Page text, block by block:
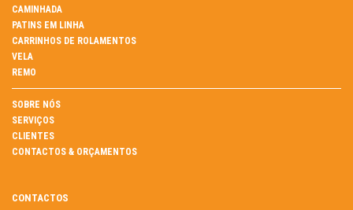
CAMINHADA
PATINS EM LINHA
CARRINHOS DE ROLAMENTOS
VELA
REMO
SOBRE NÓS
SERVIÇOS
CLIENTES
CONTACTOS & ORÇAMENTOS
CONTACTOS